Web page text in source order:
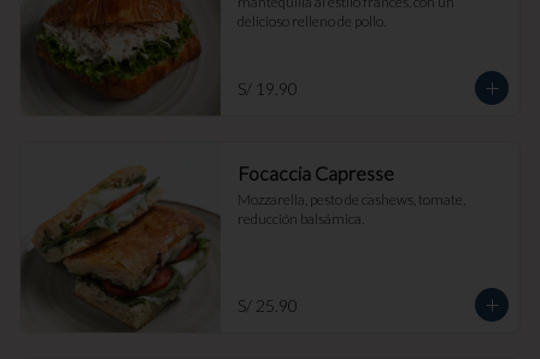
delicioso relleno de pollo.
S/ 19.90
Focaccia Capresse
Mozzarella, pesto de cashews, tomate,
reducción balsámica.
S/ 25.90